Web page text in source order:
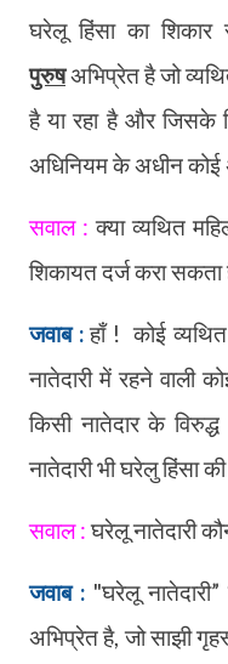
घरेलू हिंसा का शिकार
पुरुषअभिप्रेत है जो
है या रहा है और जिसके
अधिनियम के अधीन कोई
सवाल :क्या व्यथित
शिकायत दर्ज करा सकता
जवाब :हाँ ! कोई
नातेदारी में रहने वाली
किसी नातेदार के
नातेदारी भी घरेलु हिंसा
सवाल :घरेलू नातेदारी
जवाब : "घरेलू नातेदारी”
अभिप्रेत है,जो साझी